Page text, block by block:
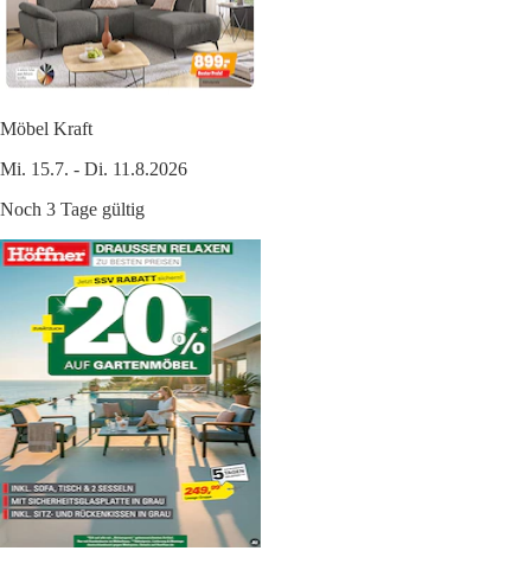
Möbel Kraft
Mi. 15.7. - Di. 11.8.2026
Noch 3 Tage gültig